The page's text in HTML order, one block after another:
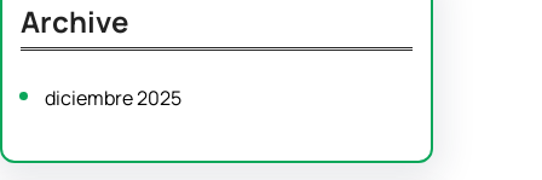
c
Archive
diciembre 2025